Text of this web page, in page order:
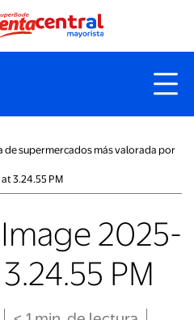
de supermercados más valorada por
3.24.55 PM
2025-
PM